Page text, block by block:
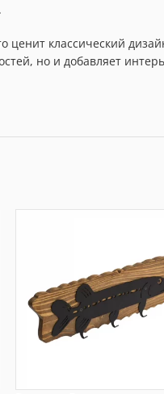
классический
но и добавляет